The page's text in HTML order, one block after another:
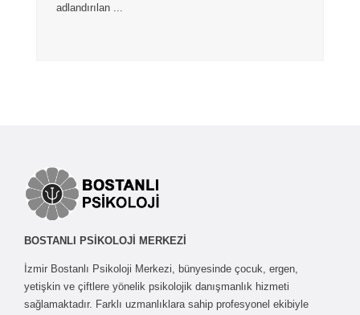
adlandırılan ...
BOSTANLI PSİKOLOJİ MERKEZİ
İzmir Bostanlı Psikoloji Merkezi, bünyesinde çocuk, ergen,
yetişkin ve çiftlere yönelik psikolojik danışmanlık hizmeti
sağlamaktadır. Farklı uzmanlıklara sahip profesyonel ekibiyle